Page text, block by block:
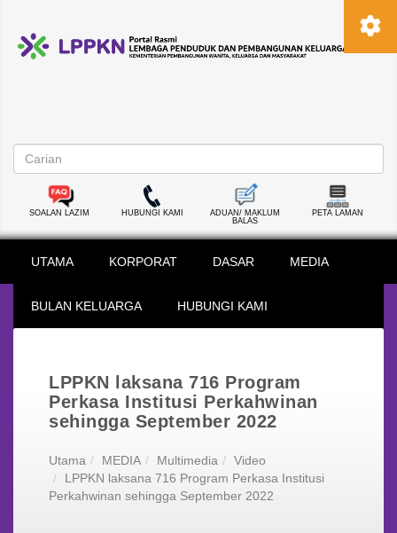
SOALAN LAZIM HUBUNGI KAMI
ADUAN/ MAKLUM
BALAS
PETA LAMAN
UTAMA KORPORAT DASAR MEDIA
BULAN KELUARGA HUBUNGI KAMI
LPPKN laksana 716 Program
Perkasa Institusi Perkahwinan
sehingga September 2022
Utama MEDIA Multimedia
Video
LPPKN laksana 716 Program Perkasa Institusi
Perkahwinan sehingga September 2022